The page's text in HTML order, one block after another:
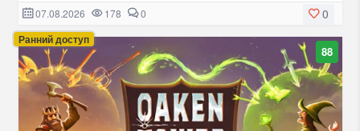
0
07.08.2026 178 0
Ранний доступ
88